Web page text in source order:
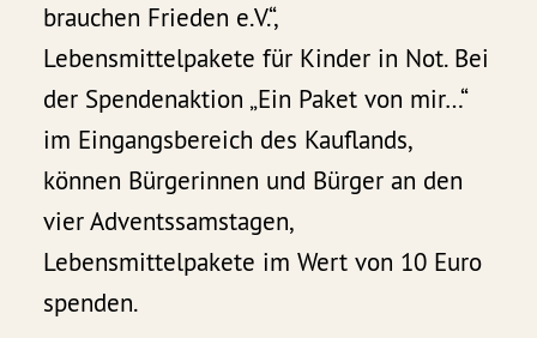
brauchen Frieden e.V.“,
Lebensmittelpakete für Kinder in Not. Bei
der Spendenaktion „Ein Paket von mir…“
im Eingangsbereich des Kauflands,
können Bürgerinnen und Bürger an den
vier Adventssamstagen,
Lebensmittelpakete im Wert von 10 Euro
spenden.